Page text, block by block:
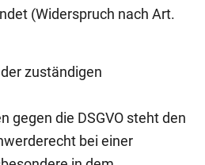
(Widerspruch nach Art.
zuständigen
gegen die DSGVO steht den
bei einer